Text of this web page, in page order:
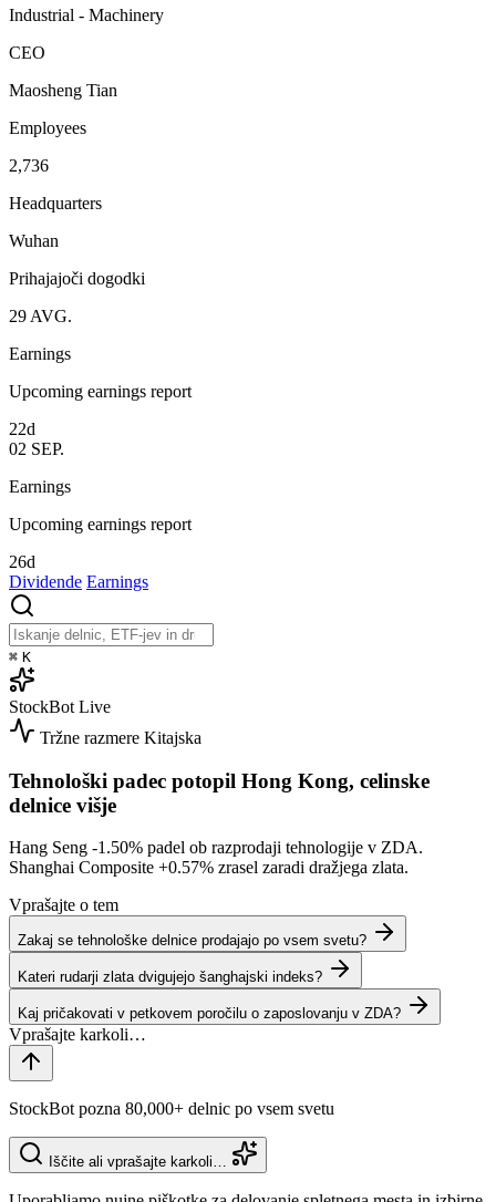
Industrial - Machinery
CEO
Maosheng Tian
Employees
2,736
Headquarters
Wuhan
Prihajajoči dogodki
29 AVG.
Earnings
Upcoming earnings report
22d
02 SEP.
Earnings
Upcoming earnings report
26d
Dividende Earnings
⌘ K
StockBot Live
Tržne razmere Kitajska
Tehnološki padec potopil Hong Kong, celinske
delnice višje
Hang Seng -1.50% padel ob razprodaji tehnologije v ZDA.
Shanghai Composite +0.57% zrasel zaradi dražjega zlata.
Vprašajte o tem
Zakaj se tehnološke delnice prodajajo po vsem svetu?
Kateri rudarji zlata dvigujejo šanghajski indeks?
Kaj pričakovati v petkovem poročilu o zaposlovanju v ZDA?
StockBot pozna 80,000+ delnic po vsem svetu
Iščite ali vprašajte karkoli…